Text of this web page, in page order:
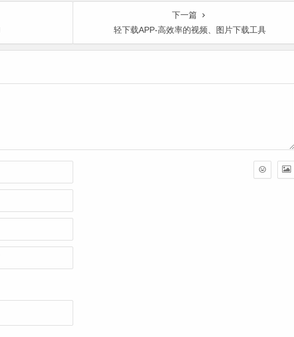
下一篇
轻下载APP-高效率的视频、图片下载工具